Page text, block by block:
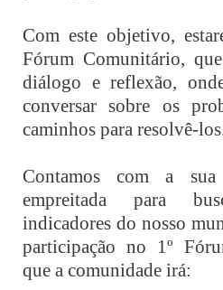
Com este objetivo,
Fórum Comunitário,
diálogo e reflexão,
conversar sobre os
caminhos para resolvê-
Contamos com a sua
empreitada para
indicadores do nosso
participação no 1º
que a comunidade irá: